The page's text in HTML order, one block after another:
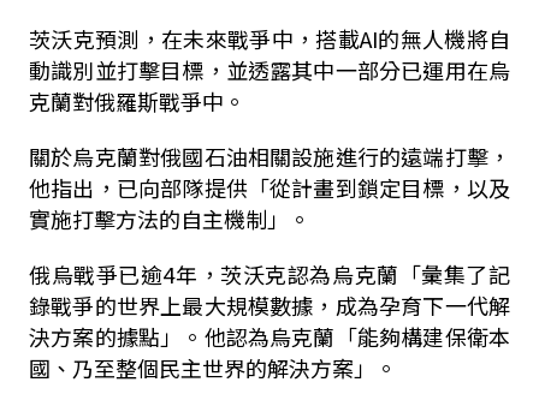
茨沃克預測，在未來戰爭中，搭載AI的無人機將自
動識別並打擊目標，並透露其中一部分已運用在烏
克蘭對俄羅斯戰爭中。
關於烏克蘭對俄國石油相關設施進行的遠端打擊，
他指出，已向部隊提供「從計畫到鎖定目標，以及
實施打擊方法的自主機制」。
俄烏戰爭已逾4年，茨沃克認為烏克蘭「彙集了記
錄戰爭的世界上最大規模數據，成為孕育下一代解
決方案的據點」。他認為烏克蘭「能夠構建保衛本
國、乃至整個民主世界的解決方案」。